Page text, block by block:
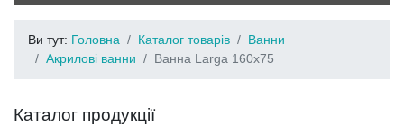
Ви тут: Головна Каталог товарів
Ванни
Акрилові ванни
Ванна Larga 160x75
Каталог продукції